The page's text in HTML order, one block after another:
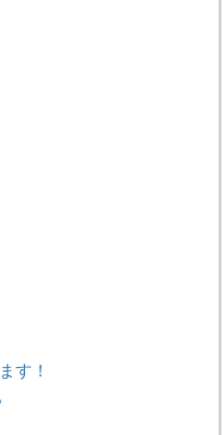
す！